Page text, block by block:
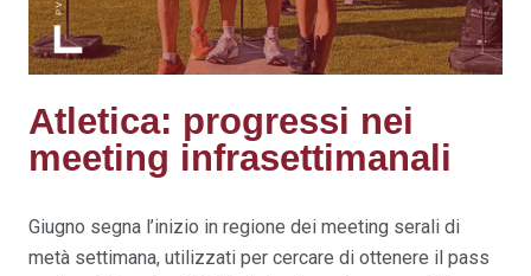
Atletica: progressi nei
meeting infrasettimanali
Giugno segna l’inizio in regione dei meeting serali di
metà settimana, utilizzati per cercare di ottenere il pass